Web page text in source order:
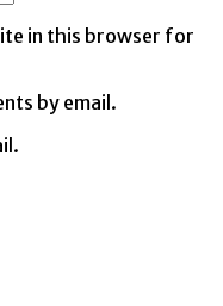
in this browser for
by email.